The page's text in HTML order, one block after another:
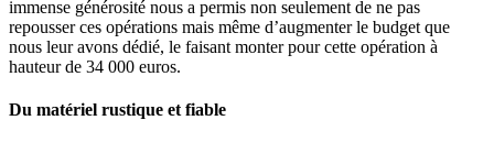
immense générosité nous a permis non seulement de ne pas
repousser ces opérations mais même d’augmenter le budget que
nous leur avons dédié, le faisant monter pour cette opération à
hauteur de 34 000 euros.
Du matériel rustique et fiable